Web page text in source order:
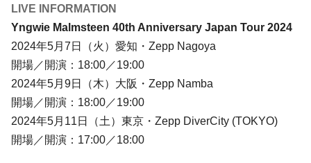
LIVE INFORMATION
Yngwie Malmsteen 40th Anniversary Japan Tour 2024
2024年5月7日（火）愛知・Zepp Nagoya
開場／開演：18:00／19:00
2024年5月9日（木）大阪・Zepp Namba
開場／開演：18:00／19:00
2024年5月11日（土）東京・Zepp DiverCity (TOKYO)
開場／開演：17:00／18:00